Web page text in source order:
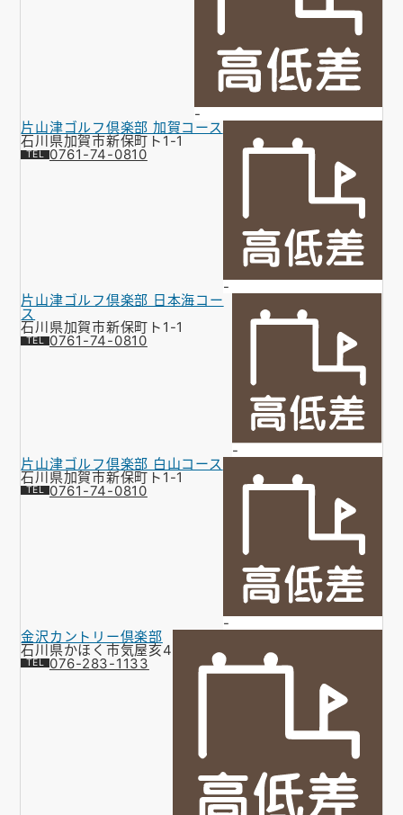
-
片山津ゴルフ倶楽部 加賀コース
石川県加賀市新保町ト1-1
0761-74-0810
-
片山津ゴルフ倶楽部 日本海コー
ス
石川県加賀市新保町ト1-1
0761-74-0810
-
片山津ゴルフ倶楽部 白山コース
石川県加賀市新保町ト1-1
0761-74-0810
-
金沢カントリー倶楽部
石川県かほく市気屋亥4
076-283-1133